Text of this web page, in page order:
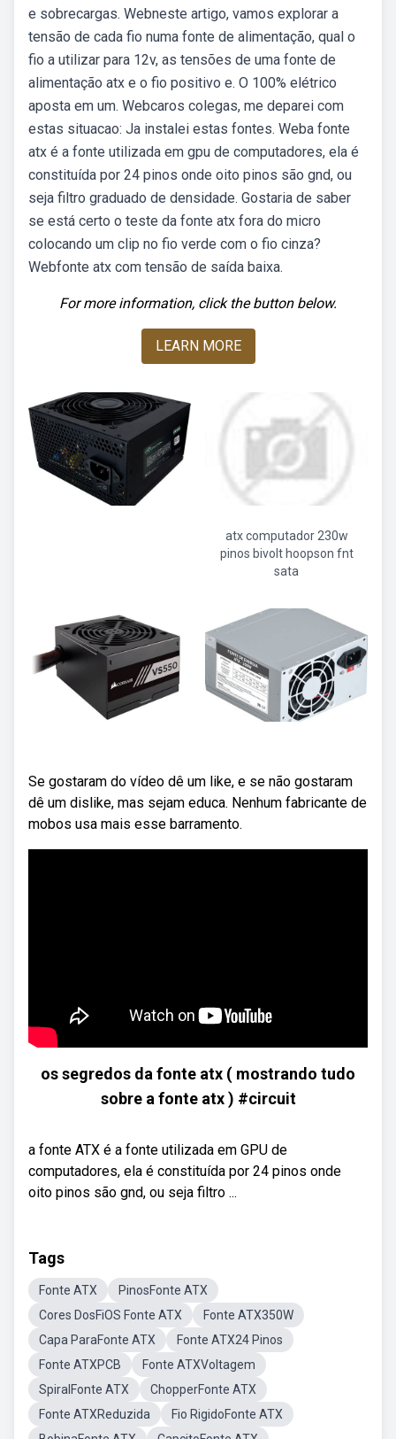
e sobrecargas. Webneste artigo, vamos explorar a
tensão de cada fio numa fonte de alimentação, qual o
fio a utilizar para 12v, as tensões de uma fonte de
alimentação atx e o fio positivo e. O 100% elétrico
aposta em um. Webcaros colegas, me deparei com
estas situacao: Ja instalei estas fontes. Weba fonte
atx é a fonte utilizada em gpu de computadores, ela é
constituída por 24 pinos onde oito pinos são gnd, ou
seja filtro graduado de densidade. Gostaria de saber
se está certo o teste da fonte atx fora do micro
colocando um clip no fio verde com o fio cinza?
Webfonte atx com tensão de saída baixa.
For more information, click the button below.
LEARN MORE
atx computador 230w
pinos bivolt hoopson fnt
sata
Se gostaram do vídeo dê um like, e se não gostaram
dê um dislike, mas sejam educa. Nenhum fabricante de
mobos usa mais esse barramento.
os segredos da fonte atx ( mostrando tudo
sobre a fonte atx ) #circuit
a fonte ATX é a fonte utilizada em GPU de
computadores, ela é constituída por 24 pinos onde
oito pinos são gnd, ou seja filtro ...
Tags
Fonte ATX
PinosFonte ATX
Cores DosFiOS Fonte ATX
Fonte ATX350W
Capa ParaFonte ATX
Fonte ATX24 Pinos
Fonte ATXPCB
Fonte ATXVoltagem
SpiralFonte ATX
ChopperFonte ATX
Fonte ATXReduzida
Fio RigidoFonte ATX